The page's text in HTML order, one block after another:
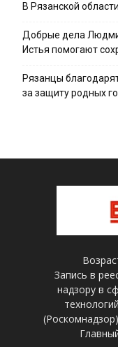
В Рязанской
Добрые дела
Истья помогают
Рязанцы
за защиту родных
Запись в
надзору в